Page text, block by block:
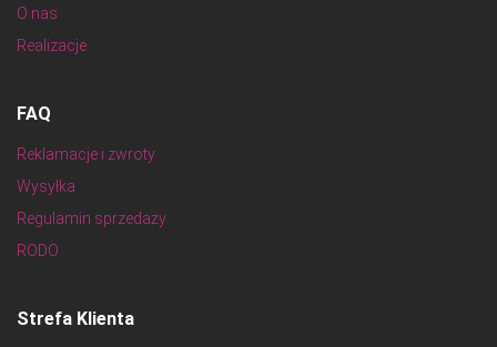
O nas
Realizacje
FAQ
Reklamacje i zwroty
Wysyłka
Regulamin sprzedaży
RODO
Strefa Klienta